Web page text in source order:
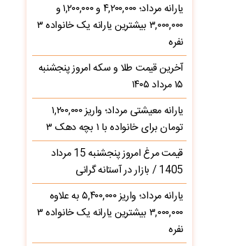
یارانه مرداد؛ ۴,۲۰۰,۰۰۰ و ۱,۲۰۰,۰۰۰ و
۳,۰۰۰,۰۰۰ بیشترین یارانه یک خانواده ۳
نفره
آخرین قیمت طلا و سکه امروز پنجشنبه
۱۵ مرداد ۱۴۰۵
یارانه معیشتی مرداد؛ واریز ۱,۲۰۰,۰۰۰
تومان برای خانواده با ۱ بچه دهک ۳
قیمت مرغ امروز پنجشنبه 15 مرداد
1405 / بازار در آستانه گرانی
یارانه مرداد؛ واریز ۵,۴۰۰,۰۰۰ به علاوه
۳,۰۰۰,۰۰۰ بیشترین یارانه یک خانواده ۳
نفره